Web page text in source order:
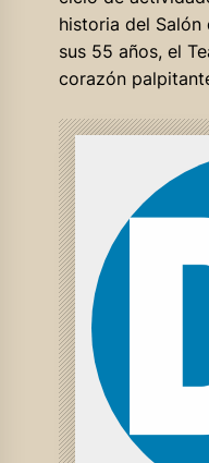
historia del Salón
sus 55 años, el
corazón